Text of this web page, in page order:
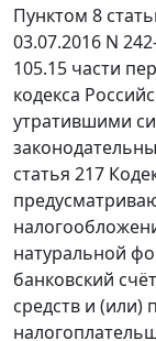
Пунктом 8
03.07.2016 N
105.15 части
кодекса
утратившими
статья 217
натуральной
банковский
средств и (или)